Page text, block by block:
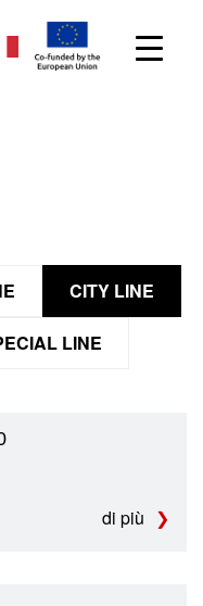
CITY LINE
LINE
di più